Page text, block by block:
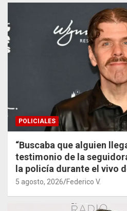
POLICIALES
“Buscaba que alguien
testimonio de la
la policía durante el vivo
5 agosto, 2026 Federico V.